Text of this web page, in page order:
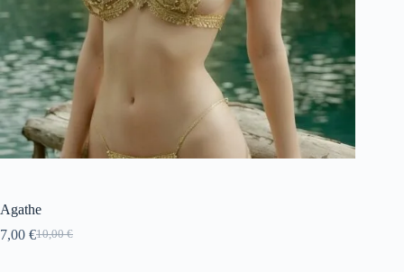
Agathe
10,00€
Le
7,00 €Le